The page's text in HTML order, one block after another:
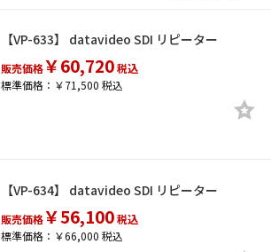
【VP-633】 datavideo SDI リピーター
販売価格￥60,720税込
標準価格：￥71,500 税込
【VP-634】 datavideo SDI リピーター
販売価格￥56,100税込
標準価格：￥66,000 税込